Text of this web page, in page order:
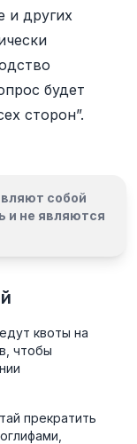
и других
будет
сторон”.
собой
и не являются
квоты на
чтобы
прекратить